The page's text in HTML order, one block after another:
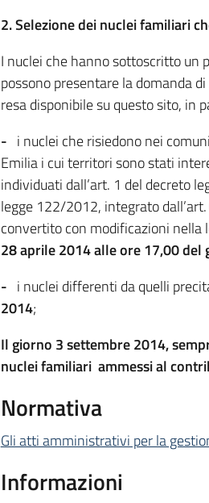
2. Selezione dei nuclei familiari
I nuclei che hanno sottoscritto un
possono presentare la domanda
resa disponibile su questo sito, in
- i nuclei che risiedono nei
Emilia i cui territori sono stati
individuati dall’art. 1 del decreto
legge 122/2012, integrato
convertito con modificazioni nella
28 aprile 2014 alle ore 17,00
- i nuclei differenti da quelli
2014;
Il giorno 3 settembre 2014,
nuclei familiari ammessi al
Normativa
Gli atti amministrativi per la
Informazioni